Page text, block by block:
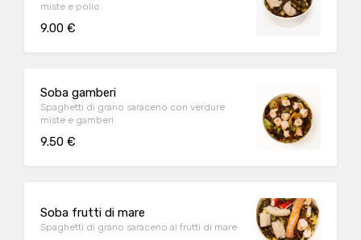
miste e pollo
9.00 €
Soba gamberi
Spaghetti di grano saraceno con verdure
miste e gamberi
9.50 €
Soba frutti di mare
Spaghetti di grano saraceno ai frutti di mare